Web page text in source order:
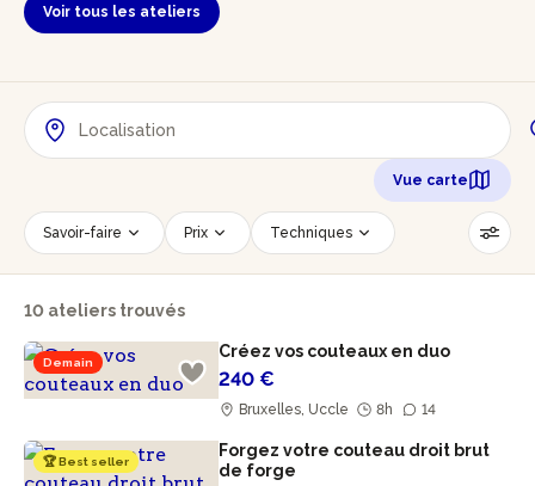
Voir tous les ateliers
Vue carte
Savoir-faire Prix Techniques
Date Créneau horaire
Nombre de personnes
Accessible PMR Réinitialiser les filtres
10 ateliers trouvés
Demain
Créez vos couteaux en duo
240 €
Bruxelles, Uccle 8h 14
🏆 Best seller
Forgez votre couteau droit brut
de forge